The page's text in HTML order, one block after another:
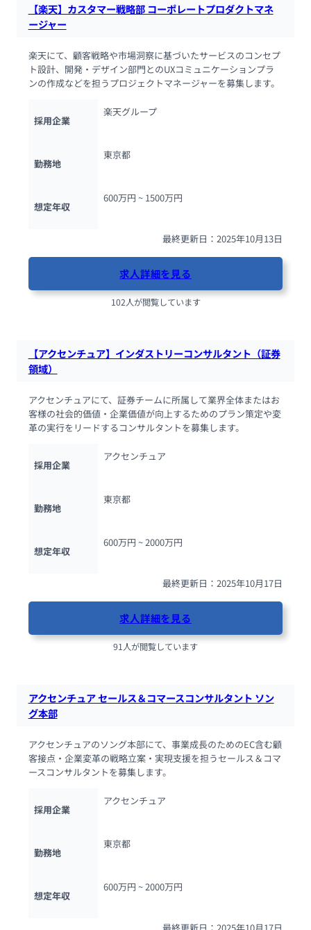
【楽天】カスタマー戦略部 コーポレートプロダクトマネ
ージャー
楽天にて、顧客戦略や市場洞察に基づいたサービスのコンセプ
ト設計、開発・デザイン部門とのUXコミュニケーションプラ
ンの作成などを担うプロジェクトマネージャーを募集します。
採用企業
楽天グループ
勤務地
東京都
想定年収
600万円 ~ 1500万円
最終更新日：2025年10月13日
求人詳細を見る
102人が閲覧しています
【アクセンチュア】インダストリーコンサルタント（証券
領域）
アクセンチュアにて、証券チームに所属して業界全体またはお
客様の社会的価値・企業価値が向上するためのプラン策定や変
革の実行をリードするコンサルタントを募集します。
採用企業
アクセンチュア
勤務地
東京都
想定年収
600万円 ~ 2000万円
最終更新日：2025年10月17日
求人詳細を見る
91人が閲覧しています
アクセンチュア セールス＆コマースコンサルタント ソン
グ本部
アクセンチュアのソング本部にて、事業成長のためのEC含む顧
客接点・企業変革の戦略立案・実現支援を担うセールス＆コマ
ースコンサルタントを募集します。
採用企業
アクセンチュア
勤務地
東京都
想定年収
600万円 ~ 2000万円
最終更新日：2025年10月17日